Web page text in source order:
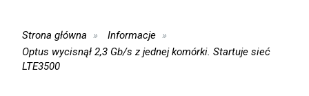
Strona główna
Informacje
Optus wycisnął 2,3 Gb/s z jednej komórki. Startuje sieć
LTE3500